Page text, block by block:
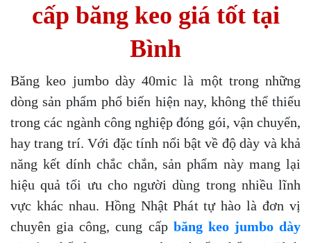
cấp băng keo giá tốt tại
Bình
Băng keo jumbo dày 40mic là một trong những
dòng sản phẩm phổ biến hiện nay, không thể thiếu
trong các ngành công nghiệp đóng gói, vận chuyển,
hay trang trí. Với đặc tính nổi bật về độ dày và khả
năng kết dính chắc chắn, sản phẩm này mang lại
hiệu quả tối ưu cho người dùng trong nhiều lĩnh
vực khác nhau. Hồng Nhật Phát tự hào là đơn vị
chuyên gia công, cung cấp băng keo jumbo dày